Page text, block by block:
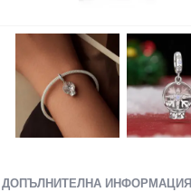
ДОПЪЛНИТЕЛНА ИНФОРМАЦИЯ